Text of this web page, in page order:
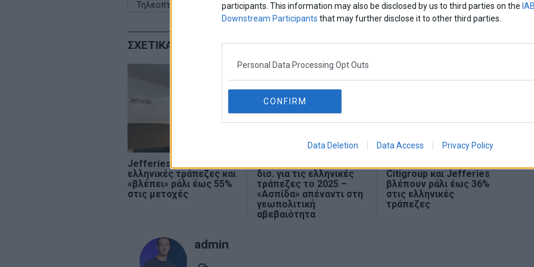
participants. This information may also be disclosed by us to third parties on the
Downstream Participants that may further disclose it to other third parties.
Personal Data Processing Opt Outs
CONFIRM
Data Deletion Data Access Privacy Policy
Τηλεοπτικες αδειες
υπαλληλοι
ΣΧΕΤΙΚΑ ΑΡΘΡΑ
Jefferies: «Ψηφίζει»
ελληνικές τράπεζες και
«βλέπει» ράλι έως 55%
στις μετοχές
δισ. για τις ελληνικές
τράπεζες το 2025 –
«Ασπίδα» απέναντι στη
γεωπολιτική
αβεβαιότητα
Citigroup και Jefferies
βλέπουν ράλι έως 36%
στις ελληνικές
τράπεζες
admin